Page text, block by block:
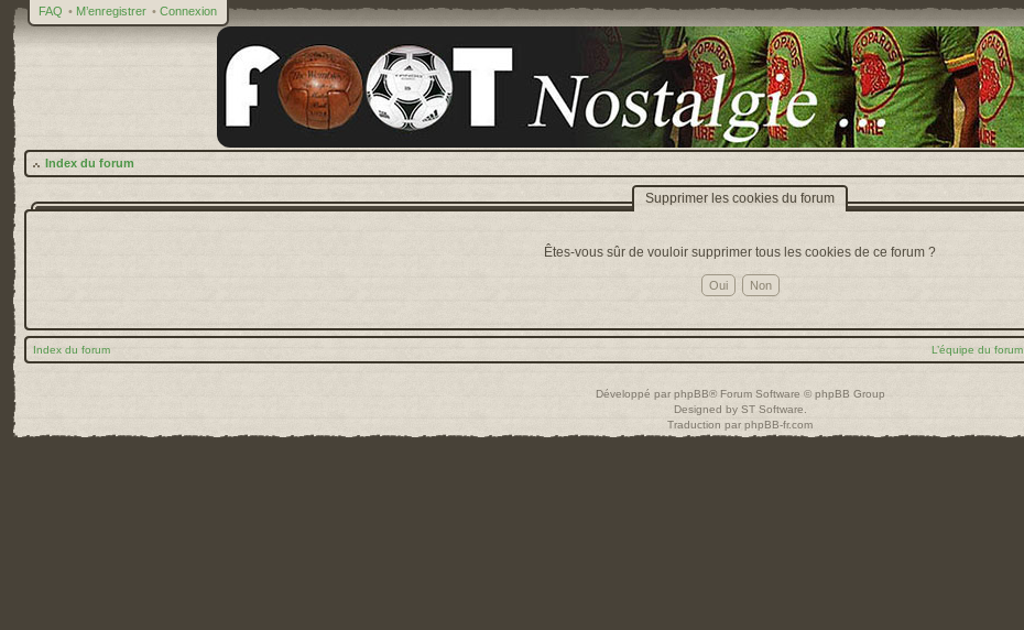
FAQ • M’enregistrer • Connexion
Index du forum
Supprimer les cookies du forum
Êtes-vous sûr de vouloir supprimer tous les cookies de ce forum ?
Index du forum L’équipe du forum
Développé par phpBB® Forum Software © phpBB Group
Designed by ST Software
Traduction par phpBB-fr.com